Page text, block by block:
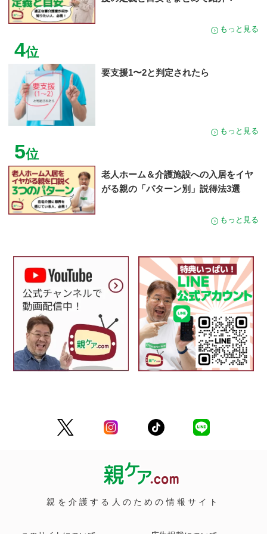
もっと見る
4位
要支援1〜2と判定されたら
もっと見る
5位
老人ホーム＆介護施設への入居をイヤ
がる親の「パターン別」説得法3選
もっと見る
親を介護する人のための情報サイト